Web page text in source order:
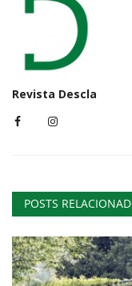
Revista Descla
POSTS